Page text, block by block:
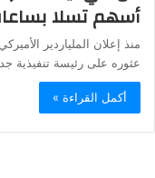
أسهم تسلا
منذ إعلان الملياردير
عثوره على رئيسة تنفيذية
أكمل القراءة »